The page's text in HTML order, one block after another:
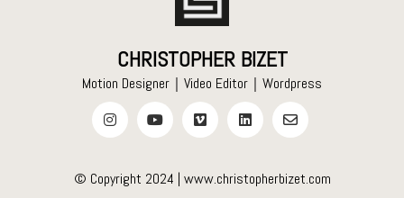
CHRISTOPHER BIZET
Motion Designer｜Video Editor｜Wordpress
© Copyright 2024 | www.christopherbizet.com